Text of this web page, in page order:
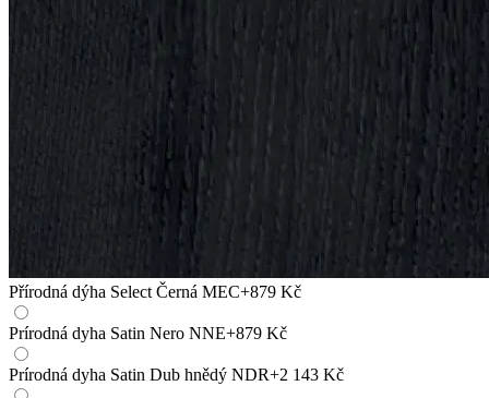
Přírodná dýha Select Černá MEC+879 Kč
Prírodná dyha Satin Nero NNE+879 Kč
Prírodná dyha Satin Dub hnědý NDR+2 143 Kč